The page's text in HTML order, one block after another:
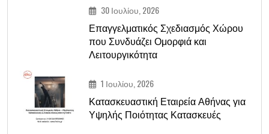
30 Ιουλίου, 2026
Επαγγελματικός Σχεδιασμός Χώρου
που Συνδυάζει Ομορφιά και
Λειτουργικότητα
1 Ιουλίου, 2026
Κατασκευαστική Εταιρεία Αθήνας για
Υψηλής Ποιότητας Κατασκευές